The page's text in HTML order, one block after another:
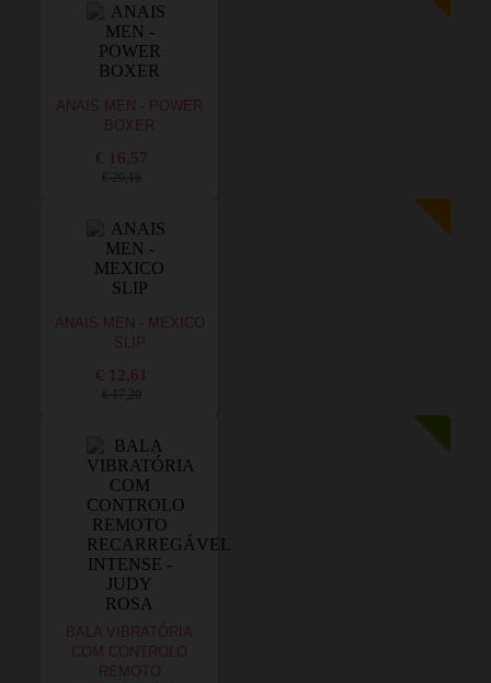
ANAIS MEN - POWER
BOXER
€ 16,57
€ 20,16
ANAIS MEN - MEXICO
SLIP
€ 12,61
€ 17,20
BALA VIBRATÓRIA
COM CONTROLO
REMOTO